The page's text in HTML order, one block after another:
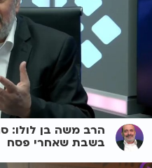
הרב משה בן לולו:
בשבת שאחרי פסח